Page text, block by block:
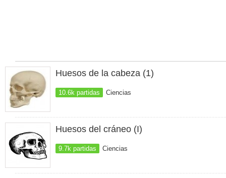
Huesos de la cabeza (1)
10.6k partidas Ciencias
Huesos del cráneo (I)
9.7k partidas Ciencias